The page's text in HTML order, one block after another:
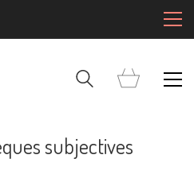
subjectives